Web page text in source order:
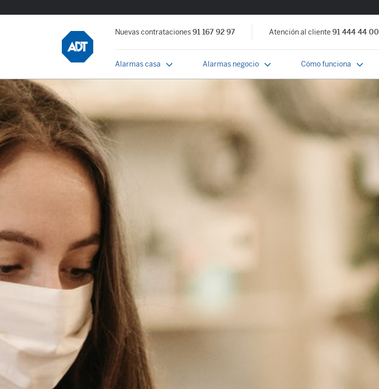
Nuevas contrataciones91 167 92 97 Atención al cliente91 444 44 00
Alarmas casa Alarmas negocio Cómo funciona